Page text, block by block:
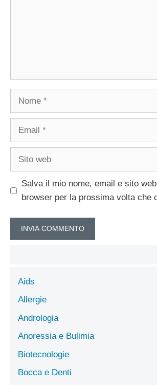
Nome
Email
Sito
Salva il mio nome, email e sito
browser per la prossima volta che
Aids
Allergie
Andrologia
Anoressia e Bulimia
Biotecnologie
Bocca e Denti